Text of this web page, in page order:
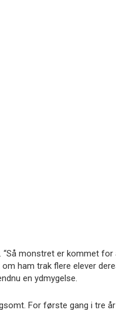
“Så monstret er kommet for
om ham trak flere elever
en ydmygelse.
For første gang i tre